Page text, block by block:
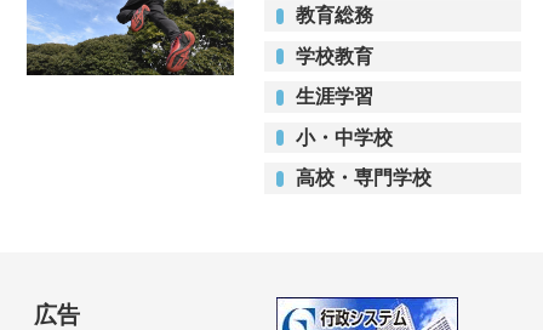
教育総務
学校教育
生涯学習
小・中学校
高校・専門学校
広告